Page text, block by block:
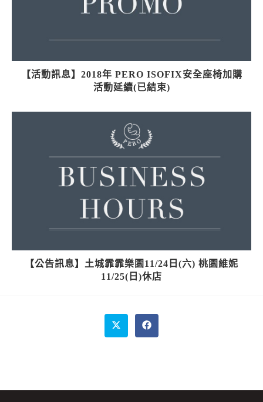
【活動訊息】2018年 PERO ISOFIX安全座椅加購
活動延續(已結束)
【公告訊息】土城霏霏樂園11/24日(六) 桃園維妮
11/25(日)休店